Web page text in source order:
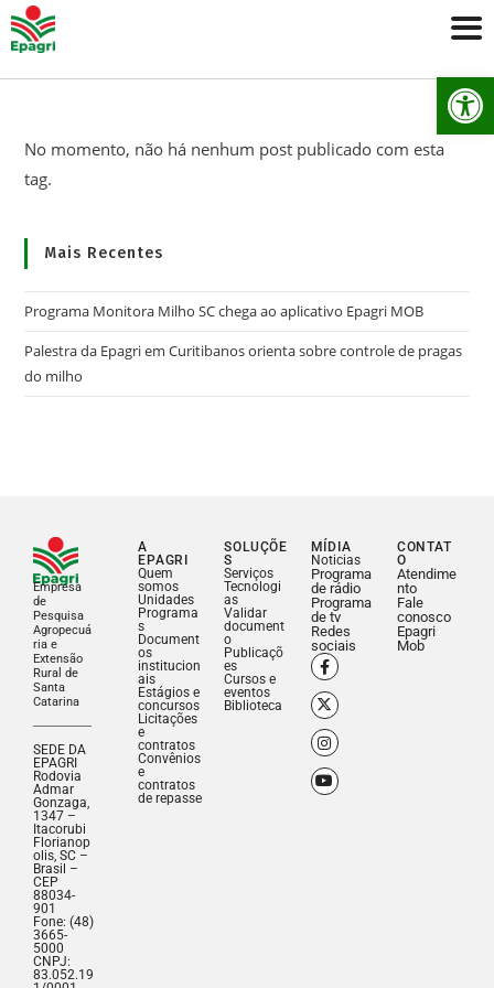
No momento, não há nenhum post publicado com esta
tag.
Mais Recentes
Programa Monitora Milho SC chega ao aplicativo Epagri MOB
Palestra da Epagri em Curitibanos orienta sobre controle de pragas
do milho
Empresa
de
Pesquisa
Agropecuá
ria e
Extensão
Rural de
Santa
Catarina
SEDE DA
EPAGRI
Rodovia
Admar
Gonzaga,
1347 –
Itacorubi
Florianop
olis, SC –
Brasil –
CEP
88034-
901
Fone: (48)
3665-
5000
CNPJ:
83.052.19
A
EPAGRI
Quem
somos
Unidades
Programa
s
Document
os
institucion
ais
Estágios e
concursos
Licitações
e
contratos
Convênios
e
contratos
de repasse
SOLUÇÕE
S
Serviços
Tecnologi
as
Validar
document
o
Publicaçõ
es
Cursos e
eventos
Biblioteca
MÍDIA
Noticias
Programa
de rádio
Programa
de tv
Redes
sociais
CONTAT
O
Atendime
nto
Fale
conosco
Epagri
Mob